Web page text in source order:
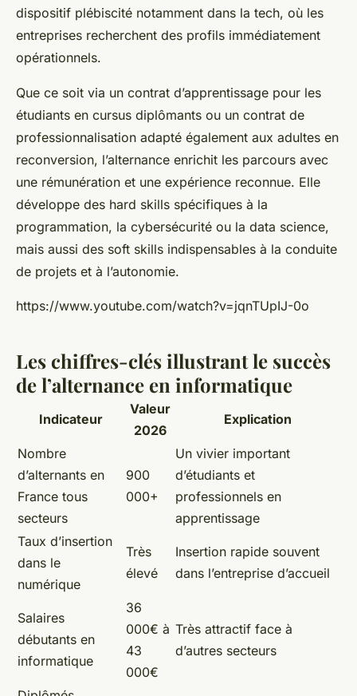
dispositif plébiscité notamment dans la tech, où les
entreprises recherchent des profils immédiatement
opérationnels.
Que ce soit via un contrat d’apprentissage pour les
étudiants en cursus diplômants ou un contrat de
professionnalisation adapté également aux adultes en
reconversion, l’alternance enrichit les parcours avec
une rémunération et une expérience reconnue. Elle
développe des hard skills spécifiques à la
programmation, la cybersécurité ou la data science,
mais aussi des soft skills indispensables à la conduite
de projets et à l’autonomie.
https://www.youtube.com/watch?v=jqnTUpIJ-0o
Les chiffres-clés illustrant le succès
de l’alternance en informatique
Indicateur
Valeur
2026
Explication
Nombre
d’alternants en
France tous
secteurs
900
000+
Un vivier important
d’étudiants et
professionnels en
apprentissage
Taux d’insertion
dans le
numérique
Très
élevé
Insertion rapide souvent
dans l’entreprise d’accueil
Salaires
débutants en
informatique
36
000€ à
43
000€
Très attractif face à
d’autres secteurs